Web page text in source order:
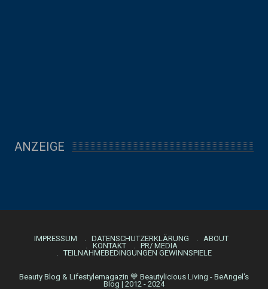
ANZEIGE
IMPRESSUM DATENSCHUTZERKLÄRUNG
ABOUT
KONTAKT
PR/ MEDIA
TEILNAHMEBEDINGUNGEN GEWINNSPIELE
Beauty Blog & Lifestylemagazin 💙 Beautylicious Living - BeAngel's
Blog | 2012 - 2024